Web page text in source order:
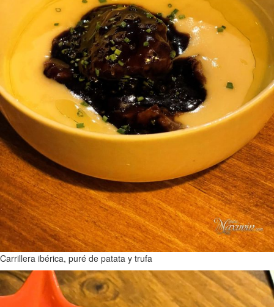
Carrillera ibérica, puré de patata y trufa